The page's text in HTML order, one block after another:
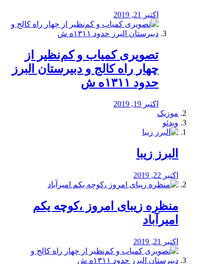
اکتبر 21, 2019
️تصویری کمیاب و کم‌نظیر از
چهار راه كالج و دبيرستان البرز
حدود ۱۳۱۱ه ش
اکتبر 19, 2019
موزیک
ویدئو
البرز زیبا
اکتبر 22, 2019
منظره‌‌ زیبای امروز ،کوچه یکم
امیرآباد
اکتبر 21, 2019